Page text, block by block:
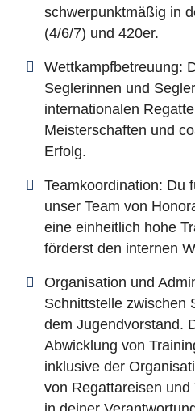
schwerpunktmäßig in
(4/6/7) und 420er.
Wettkampfbetreuung:
Seglerinnen und
internationalen
Meisterschaften und
Erfolg.
Teamkoordination: Du
unser Team von
eine einheitlich hohe
förderst den internen
Organisation und
Schnittstelle zwischen
dem Jugendvorstand.
Abwicklung von
inklusive der
von Regattareisen